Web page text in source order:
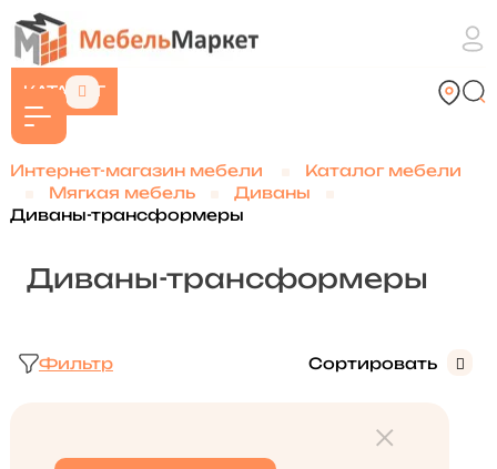
КАТАЛОГ
Интернет-магазин мебели
Каталог мебели
Мягкая мебель
Диваны
Диваны-трансформеры
Диваны-трансформеры
Фильтр Сортировать